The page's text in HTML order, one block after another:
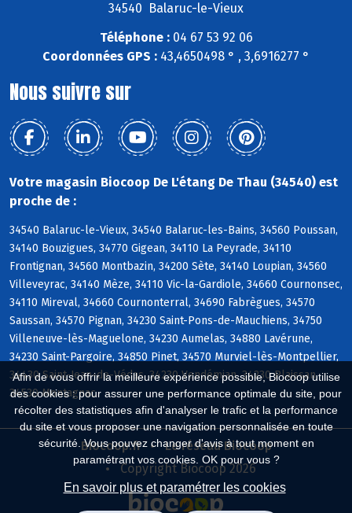
Afin de vous offrir la meilleure expérience possible, Biocoop utilise
des cookies : pour assurer une performance optimale du site, pour
récolter des statistiques afin d'analyser le trafic et la performance
du site et vous proposer une navigation personnalisée en toute
sécurité. Vous pouvez changer d'avis à tout moment en
paramétrant vos cookies. OK pour vous ?
En savoir plus et paramétrer les cookies
34540 Balaruc-le-Vieux
Téléphone :04 67 53 92 06
Coordonnées GPS : 43,4650498 ° , 3,6916277 °
Nous suivre sur
Votre magasin Biocoop De L'étang De Thau (34540) est
proche de :
34540 Balaruc-le-Vieux, 34540 Balaruc-les-Bains, 34560 Poussan,
34140 Bouzigues, 34770 Gigean, 34110 La Peyrade, 34110
Frontignan, 34560 Montbazin, 34200 Sète, 34140 Loupian, 34560
Villeveyrac, 34140 Mèze, 34110 Vic-la-Gardiole, 34660 Cournonsec,
34110 Mireval, 34660 Cournonterral, 34690 Fabrègues, 34570
Saussan, 34570 Pignan, 34230 Saint-Pons-de-Mauchiens, 34750
Villeneuve-lès-Maguelone, 34230 Aumelas, 34880 Lavérune,
34230 Saint-Pargoire, 34850 Pinet, 34570 Murviel-lès-Montpellier,
34430 Saint-Jean-de-Védas, 34230 Vendémian, 34230 Plaissan,
34530 Montagnac
Biocoop.fr
Le réseau Biocoop
Copyright Biocoop 2026